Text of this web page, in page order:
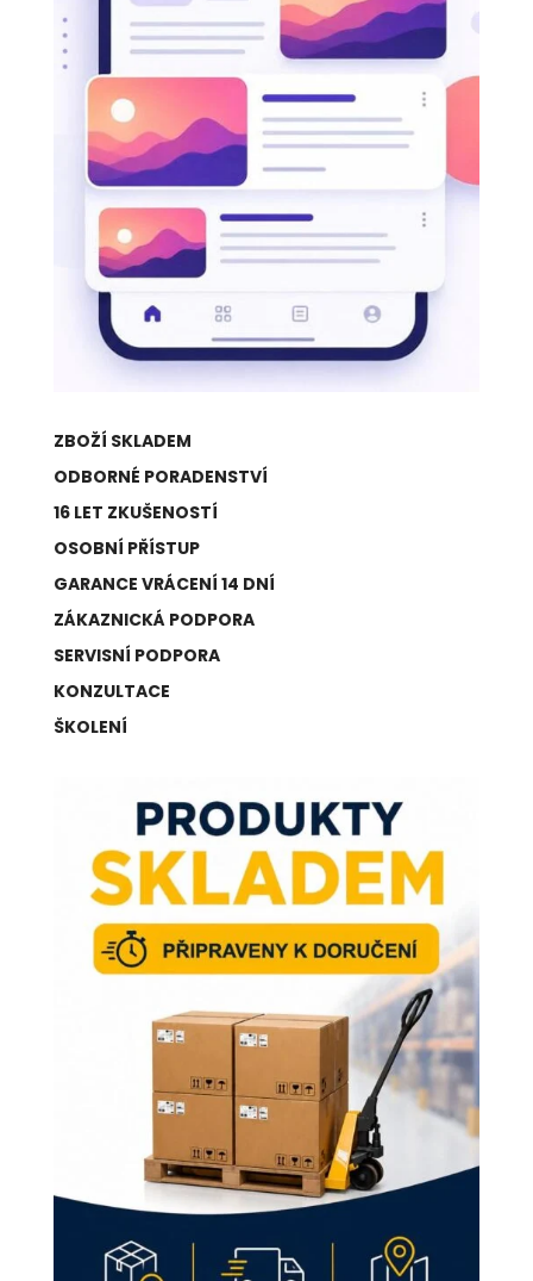
ZBOŽÍ SKLADEM
ODBORNÉ PORADENSTVÍ
16 LET ZKUŠENOSTÍ
OSOBNÍ PŘÍSTUP
GARANCE VRÁCENÍ 14 DNÍ
ZÁKAZNICKÁ PODPORA
SERVISNÍ PODPORA
KONZULTACE
ŠKOLENÍ